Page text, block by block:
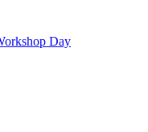
Day